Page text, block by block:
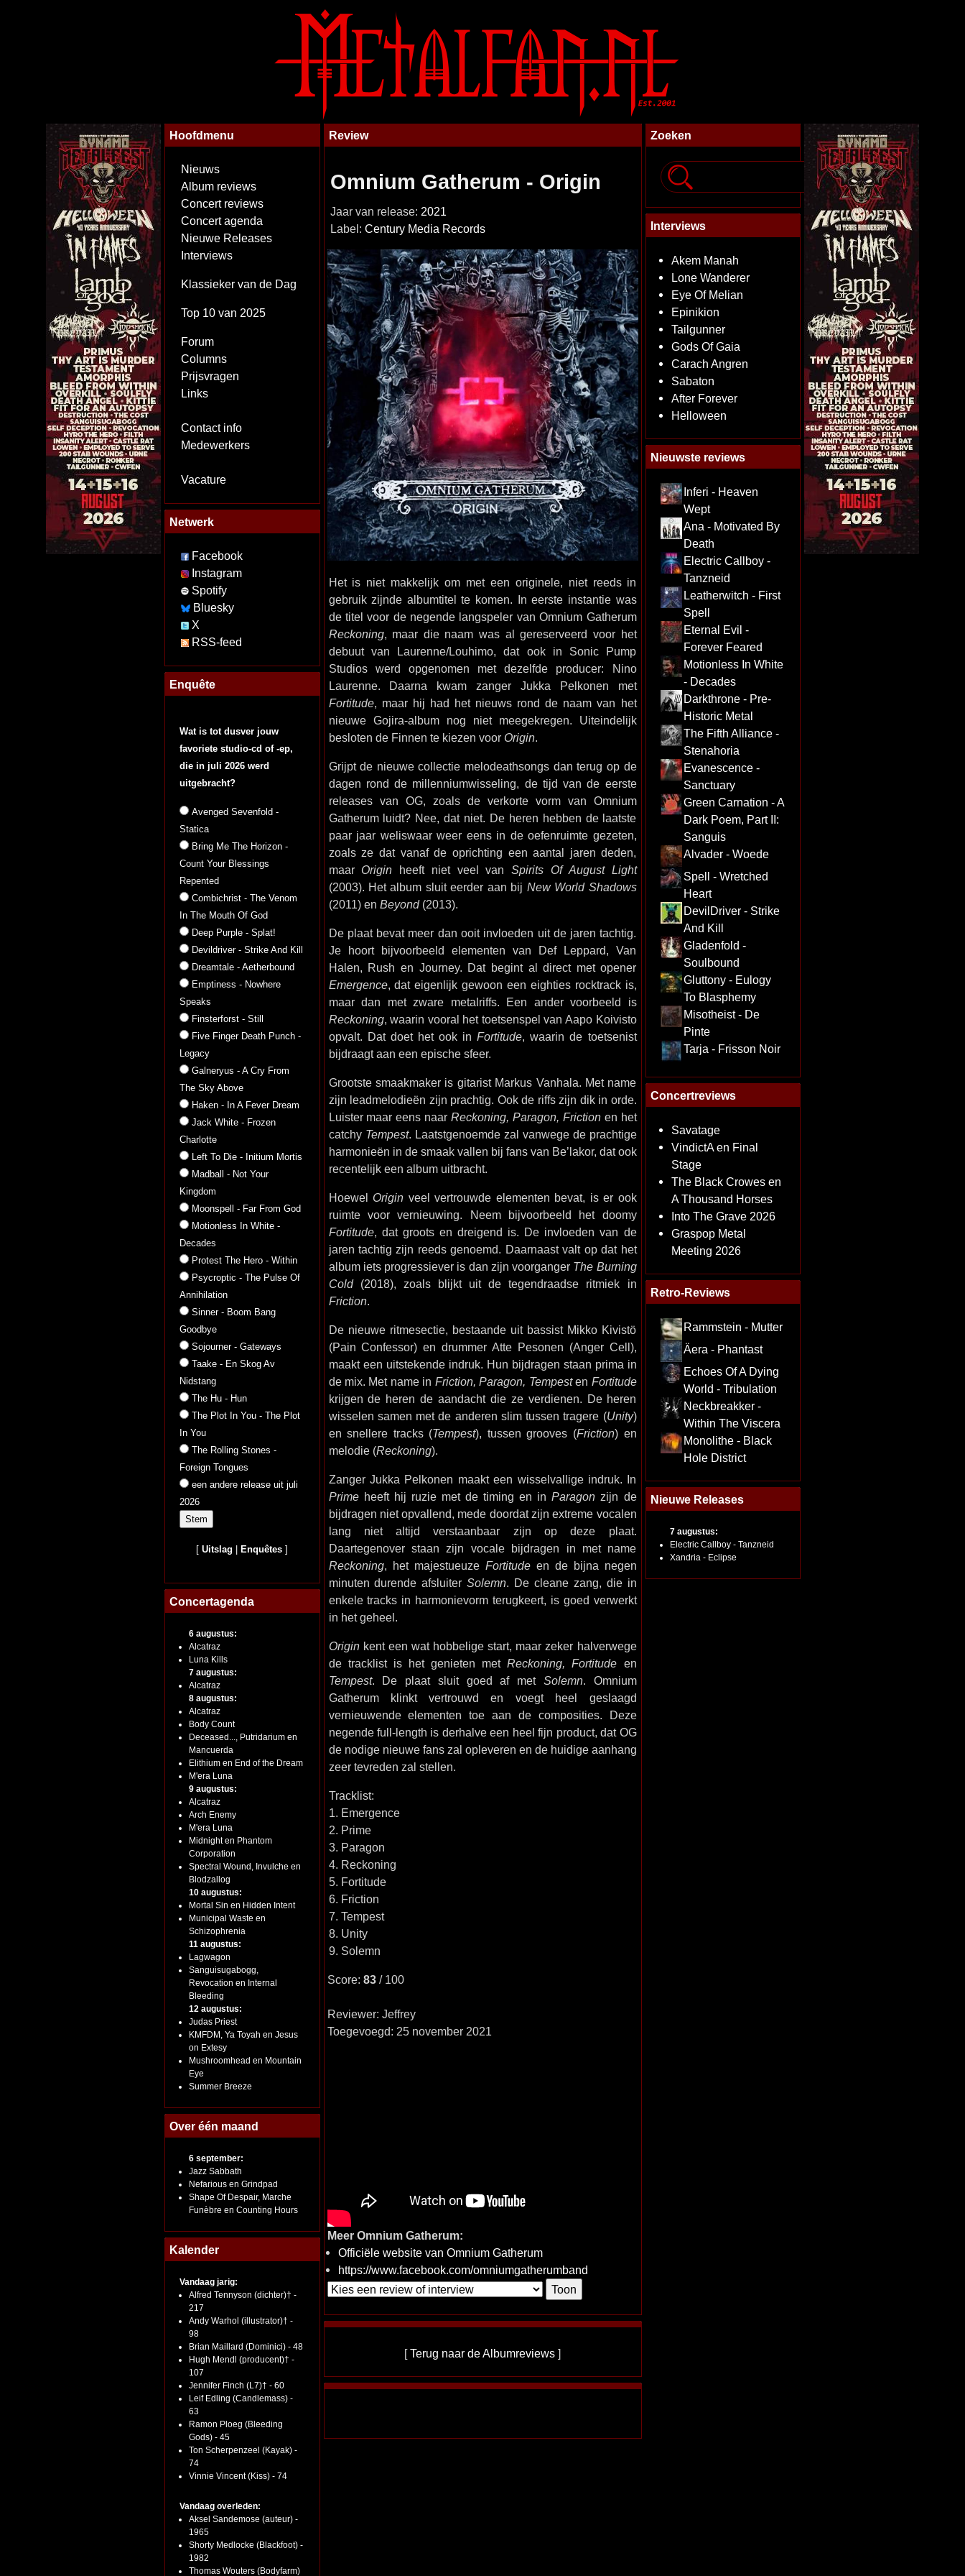
Hoofdmenu
Nieuws
Album reviews
Concert reviews
Concert agenda
Nieuwe Releases
Interviews
Klassieker van de Dag
Top 10 van 2025
Forum
Columns
Prijsvragen
Links
Contact info
Medewerkers
Vacature
Netwerk
Facebook
Instagram
Spotify
Bluesky
X
RSS-feed
Enquête
Wat is tot dusver jouw
favoriete studio-cd of -ep,
die in juli 2026 werd
uitgebracht?
Avenged Sevenfold -
Statica
Bring Me The Horizon -
Count Your Blessings
Repented
Combichrist - The Venom
In The Mouth Of God
Deep Purple - Splat!
Devildriver - Strike And Kill
Dreamtale - Aetherbound
Emptiness - Nowhere
Speaks
Finsterforst - Still
Five Finger Death Punch -
Legacy
Galneryus - A Cry From
The Sky Above
Haken - In A Fever Dream
Jack White - Frozen
Charlotte
Left To Die - Initium Mortis
Madball - Not Your
Kingdom
Moonspell - Far From God
Motionless In White -
Decades
Protest The Hero - Within
Psycroptic - The Pulse Of
Annihilation
Sinner - Boom Bang
Goodbye
Sojourner - Gateways
Taake - En Skog Av
Nidstang
The Hu - Hun
The Plot In You - The Plot
In You
The Rolling Stones -
Foreign Tongues
een andere release uit juli
2026
[Uitslag Enquêtes ]
Concertagenda
6 augustus:
Alcatraz
Luna Kills
7 augustus:
Alcatraz
8 augustus:
Alcatraz
Body Count
Deceased..., Putridarium en
Mancuerda
Elithium en End of the Dream
M'era Luna
9 augustus:
Alcatraz
Arch Enemy
M'era Luna
Midnight en Phantom
Corporation
Spectral Wound, Invulche en
Blodzallog
10 augustus:
Mortal Sin en Hidden Intent
Municipal Waste en
Schizophrenia
11 augustus:
Lagwagon
Sanguisugabogg,
Revocation en Internal
Bleeding
12 augustus:
Judas Priest
KMFDM, Ya Toyah en Jesus
on Extesy
Mushroomhead en Mountain
Eye
Summer Breeze
Over één maand
6 september:
Jazz Sabbath
Nefarious en Grindpad
Shape Of Despair, Marche
Funèbre en Counting Hours
Kalender
Vandaag jarig:
Alfred Tennyson (dichter)† -
217
Andy Warhol (illustrator)† -
98
Brian Maillard (Dominici) - 48
Hugh Mendl (producent)† -
107
Jennifer Finch (L7)† - 60
Leif Edling (Candlemass) -
63
Ramon Ploeg (Bleeding
Gods) - 45
Ton Scherpenzeel (Kayak) -
74
Vinnie Vincent (Kiss) - 74
Vandaag overleden:
Aksel Sandemose (auteur) -
1965
Shorty Medlocke (Blackfoot) -
1982
Thomas Wouters (Bodyfarm)
Review
Omnium Gatherum - Origin
Jaar van release: 2021
Label: Century Media Records
Het is niet makkelijk om met een originele, niet reeds in
gebruik zijnde albumtitel te komen. In eerste instantie was
de titel voor de negende langspeler van Omnium Gatherum
Reckoning, maar die naam was al gereserveerd voor het
debuut van Laurenne/Louhimo, dat ook in Sonic Pump
Studios werd opgenomen met dezelfde producer: Nino
Laurenne. Daarna kwam zanger Jukka Pelkonen met
Fortitude, maar hij had het nieuws rond de naam van het
nieuwe Gojira-album nog niet meegekregen. Uiteindelijk
besloten de Finnen te kiezen voor Origin.
Grijpt de nieuwe collectie melodeathsongs dan terug op de
dagen rond de millenniumwisseling, de tijd van de eerste
releases van OG, zoals de verkorte vorm van Omnium
Gatherum luidt? Nee, dat niet. De heren hebben de laatste
paar jaar weliswaar weer eens in de oefenruimte gezeten,
zoals ze dat vanaf de oprichting een aantal jaren deden,
maar Origin heeft niet veel vanSpirits Of August Light
(2003). Het album sluit eerder aan bij New World Shadows
(2011) en Beyond(2013).
De plaat bevat meer dan ooit invloeden uit de jaren tachtig.
Je hoort bijvoorbeeld elementen van Def Leppard, Van
Halen, Rush en Journey. Dat begint al direct met opener
Emergence, dat eigenlijk gewoon een eighties rocktrack is,
maar dan met zware metalriffs. Een ander voorbeeld is
Reckoning, waarin vooral het toetsenspel van Aapo Koivisto
opvalt. Dat doet het ook inFortitude, waarin de toetsenist
bijdraagt aan een epische sfeer.
Grootste smaakmaker is gitarist Markus Vanhala. Met name
zijn leadmelodieën zijn prachtig. Ook de riffs zijn dik in orde.
Luister maar eens naar Reckoning, Paragon, Frictionen het
catchy Tempest. Laatstgenoemde zal vanwege de prachtige
harmonieën in de smaak vallen bij fans van Be’lakor, dat ook
recentelijk een album uitbracht.
Hoewel Origin veel vertrouwde elementen bevat, is er ook
ruimte voor vernieuwing. Neem bijvoorbeeld het doomy
Fortitude, dat groots en dreigend is. De invloeden van de
jaren tachtig zijn reeds genoemd. Daarnaast valt op dat het
album iets progressiever is dan zijn voorganger The Burning
Cold(2018), zoals blijkt uit de tegendraadse ritmiek in
Friction.
De nieuwe ritmesectie, bestaande uit bassist Mikko Kivistö
(Pain Confessor) en drummer Atte Pesonen (Anger Cell),
maakt een uitstekende indruk. Hun bijdragen staan prima in
de mix. Met name in Friction, Paragon, Tempesten Fortitude
krijgen de heren de aandacht die ze verdienen. De heren
wisselen samen met de anderen slim tussen tragere (Unity)
en snellere tracks (Tempest), tussen grooves (Friction) en
melodie (Reckoning).
Zanger Jukka Pelkonen maakt een wisselvallige indruk. In
Primeheeft hij ruzie met de timing en inParagon zijn de
bijdragen niet opvallend, mede doordat zijn extreme vocalen
lang niet altijd verstaanbaar zijn op deze plaat.
Daartegenover staan zijn vocale bijdragen in met name
Reckoning, het majestueuze Fortitudeen de bijna negen
minuten durende afsluiterSolemn. De cleane zang, die in
enkele tracks in harmonievorm terugkeert, is goed verwerkt
in het geheel.
Originkent een wat hobbelige start, maar zeker halverwege
de tracklist is het genieten metReckoning, Fortitude en
Tempest. De plaat sluit goed af met Solemn. Omnium
Gatherum klinkt vertrouwd en voegt heel geslaagd
vernieuwende elementen toe aan de composities. Deze
negende full-length is derhalve een heel fijn product, dat OG
de nodige nieuwe fans zal opleveren en de huidige aanhang
zeer tevreden zal stellen.
Tracklist:
1. Emergence
2. Prime
3. Paragon
4. Reckoning
5. Fortitude
6. Friction
7. Tempest
8. Unity
9. Solemn
Score: 83/ 100
Reviewer: Jeffrey
Toegevoegd: 25 november 2021
Meer Omnium Gatherum:
Officiële website van Omnium Gatherum
https://www.facebook.com/omniumgatherumband
[Terug naar de Albumreviews ]
Zoeken
Interviews
Akem Manah
Lone Wanderer
Eye Of Melian
Epinikion
Tailgunner
Gods Of Gaia
Carach Angren
Sabaton
After Forever
Helloween
Nieuwste reviews
Inferi - Heaven
Wept
Ana - Motivated By
Death
Electric Callboy -
Tanzneid
Leatherwitch - First
Spell
Eternal Evil -
Forever Feared
Motionless In White
- Decades
Darkthrone - Pre-
Historic Metal
The Fifth Alliance -
Stenahoria
Evanescence -
Sanctuary
Green Carnation - A
Dark Poem, Part II:
Sanguis
Alvader - Woede
Spell - Wretched
Heart
DevilDriver - Strike
And Kill
Gladenfold -
Soulbound
Gluttony - Eulogy
To Blasphemy
Misotheist - De
Pinte
Tarja - Frisson Noir
Concertreviews
Savatage
VindictA en Final
Stage
The Black Crowes en
A Thousand Horses
Into The Grave 2026
Graspop Metal
Meeting 2026
Retro-Reviews
Rammstein - Mutter
Äera - Phantast
Echoes Of A Dying
World - Tribulation
Neckbreakker -
Within The Viscera
Monolithe - Black
Hole District
Nieuwe Releases
7 augustus:
Electric Callboy - Tanzneid
Xandria - Eclipse